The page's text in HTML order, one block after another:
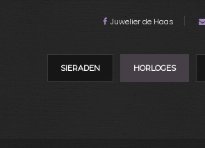
Juwelier de Haas
SIERADEN HORLOGES